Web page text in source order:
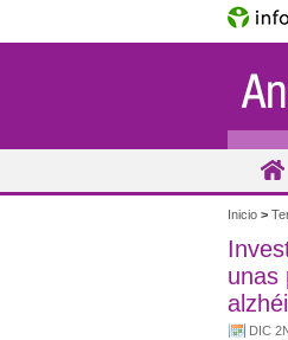
Inicio >
unas
DIC